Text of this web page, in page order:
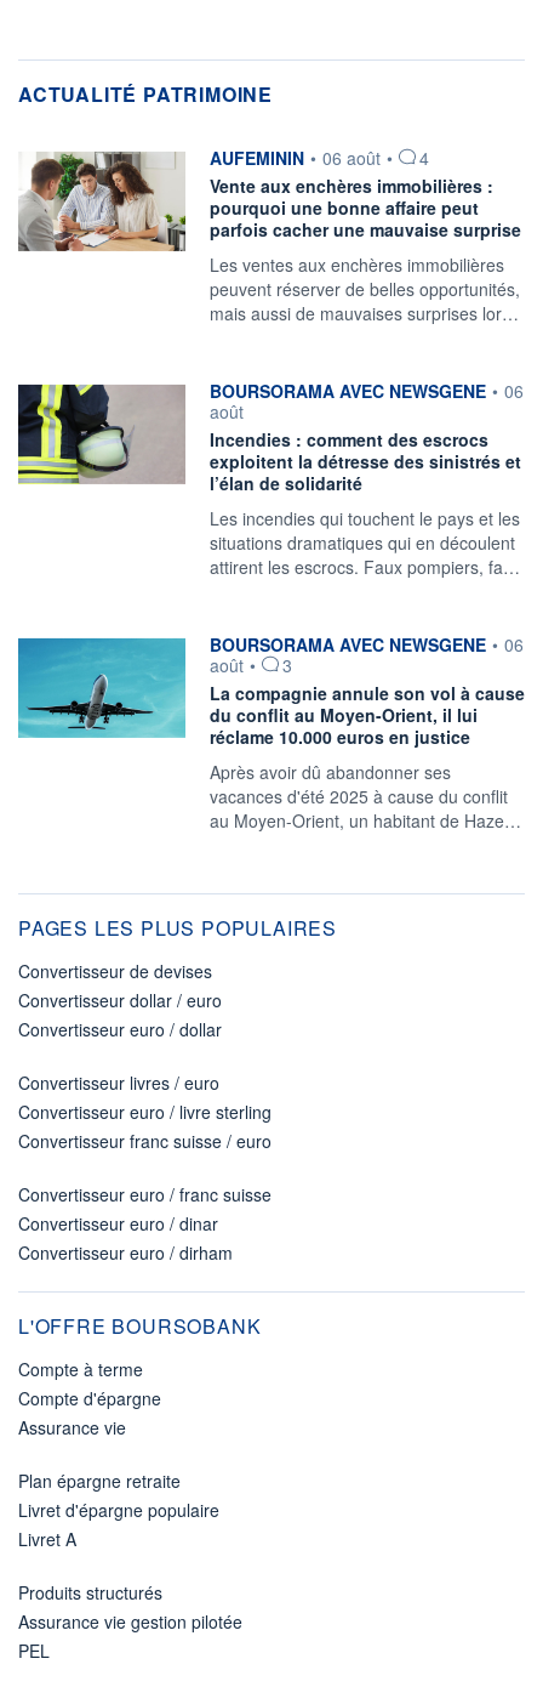
ACTUALITÉ PATRIMOINE
information fournie par
AUFEMININ • 06 août •
4
Vente aux enchères immobilières :
pourquoi une bonne affaire peut
parfois cacher une mauvaise surprise
Les ventes aux enchères immobilières
peuvent réserver de belles opportunités,
mais aussi de mauvaises surprises lor…
information fournie par
BOURSORAMA AVEC NEWSGENE • 06
août
Incendies : comment des escrocs
exploitent la détresse des sinistrés et
l’élan de solidarité
Les incendies qui touchent le pays et les
situations dramatiques qui en découlent
attirent les escrocs. Faux pompiers, fa…
information fournie par
BOURSORAMA AVEC NEWSGENE • 06
août •
3
La compagnie annule son vol à cause
du conflit au Moyen-Orient, il lui
réclame 10.000 euros en justice
Après avoir dû abandonner ses
vacances d'été 2025 à cause du conflit
au Moyen-Orient, un habitant de Haze…
PAGES LES PLUS POPULAIRES
Convertisseur de devises
Convertisseur dollar / euro
Convertisseur euro / dollar
Convertisseur livres / euro
Convertisseur euro / livre sterling
Convertisseur franc suisse / euro
Convertisseur euro / franc suisse
Convertisseur euro / dinar
Convertisseur euro / dirham
L'OFFRE BOURSOBANK
Compte à terme
Compte d'épargne
Assurance vie
Plan épargne retraite
Livret d'épargne populaire
Livret A
Produits structurés
Assurance vie gestion pilotée
PEL